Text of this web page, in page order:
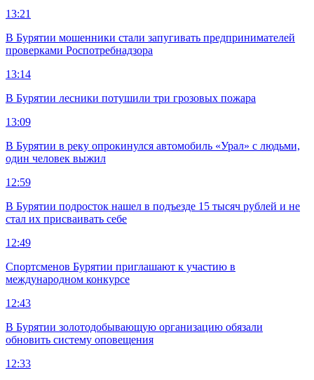
13:21
В Бурятии мошенники стали запугивать предпринимателей
проверками Роспотребнадзора
13:14
В Бурятии лесники потушили три грозовых пожара
13:09
В Бурятии в реку опрокинулся автомобиль «Урал» с людьми,
один человек выжил
12:59
В Бурятии подросток нашел в подъезде 15 тысяч рублей и не
стал их присваивать себе
12:49
Спортсменов Бурятии приглашают к участию в
международном конкурсе
12:43
В Бурятии золотодобывающую организацию обязали
обновить систему оповещения
12:33